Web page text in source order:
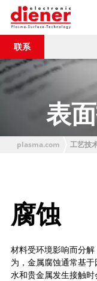
联系
表
plasma.com 工艺技
腐蚀
材料受环境影响而分
为，金属腐蚀通常基
水和贵金属发生接触